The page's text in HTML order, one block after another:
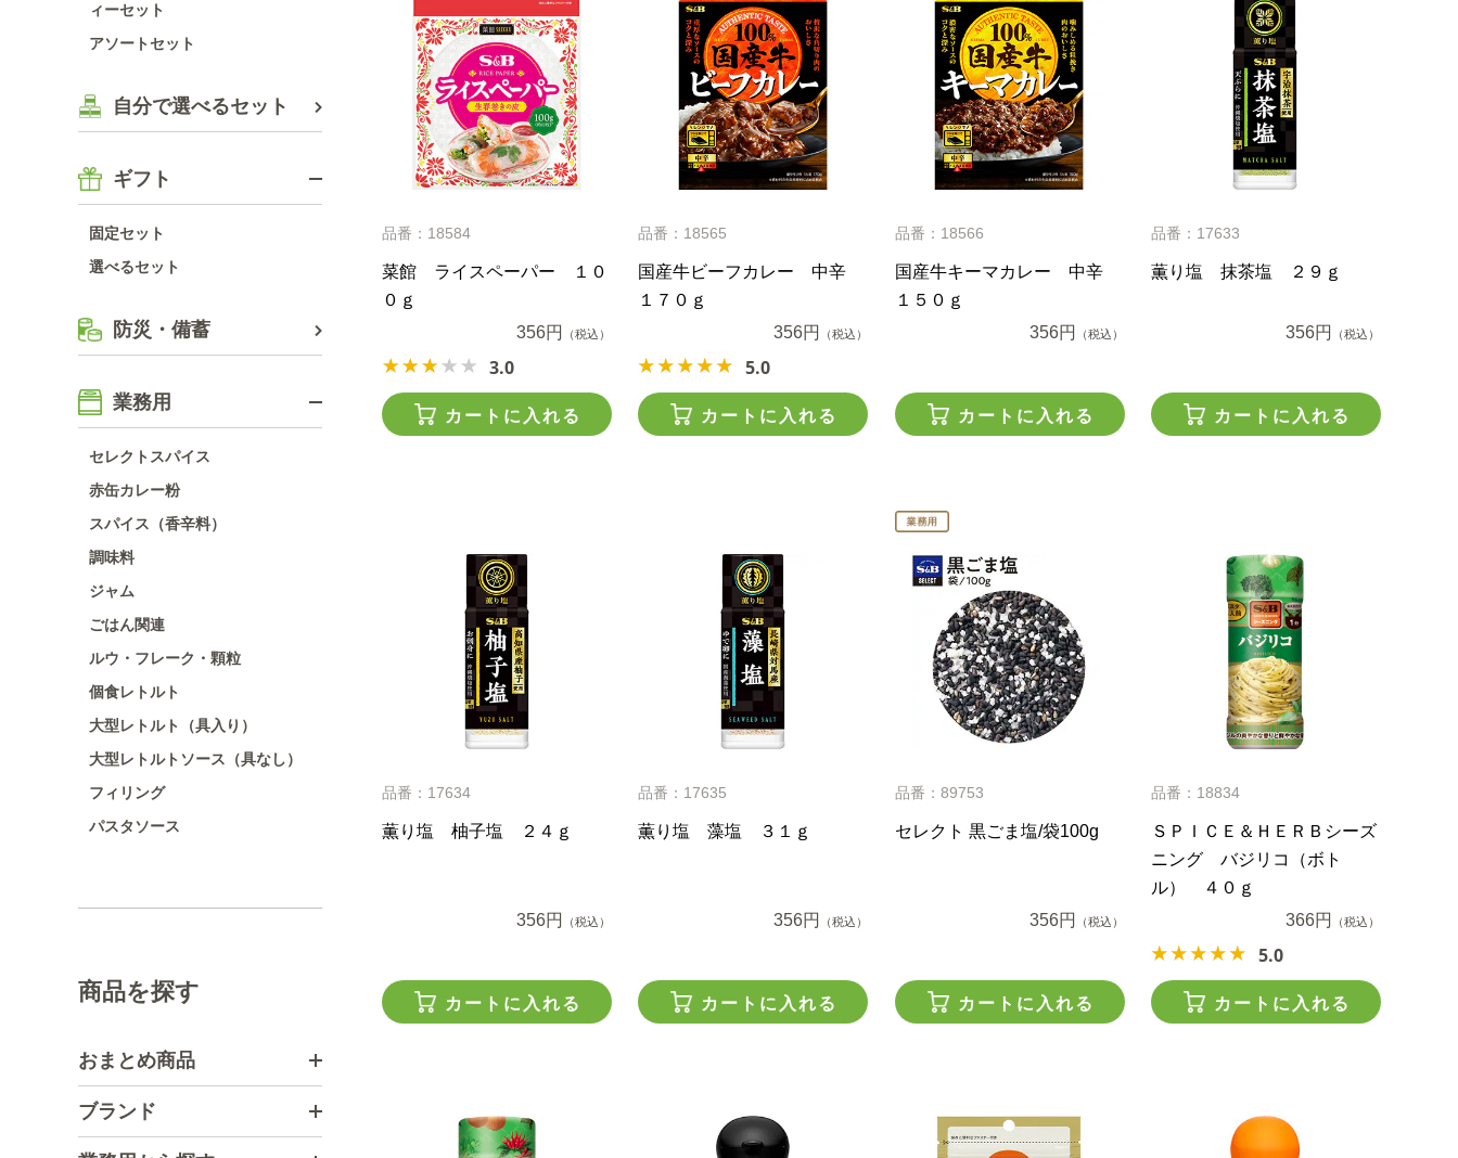
ィーセット
アソートセット
自分で選べるセット
ギフト
固定セット
選べるセット
防災・備蓄
業務用
セレクトスパイス
赤缶カレー粉
スパイス（香辛料）
調味料
ジャム
ごはん関連
ルウ・フレーク・顆粒
個食レトルト
大型レトルト（具入り）
大型レトルトソース（具なし）
フィリング
パスタソース
商品を探す
おまとめ商品
ブランド
品番：18584
菜館 ライスペーパー １０
０ｇ
356円
（税込）
3.0
カートに入れる
品番：18565
国産牛ビーフカレー 中辛
１７０ｇ
356円
（税込）
5.0
カートに入れる
品番：18566
国産牛キーマカレー 中辛
１５０ｇ
356円
（税込）
カートに入れる
品番：17633
薫り塩 抹茶塩 ２９ｇ
356円 （税込）
カートに入れる
品番：17634
薫り塩 柚子塩 ２４ｇ
356円 （税込）
カートに入れる
品番：17635
薫り塩 藻塩 ３１ｇ
356円 （税込）
カートに入れる
品番：89753
セレクト 黒ごま塩/袋100g
356円 （税込）
カートに入れる
品番：18834
ＳＰＩＣＥ＆ＨＥＲＢシーズ
ニング バジリコ（ボト
ル） ４０ｇ
366円
（税込）
5.0
カートに入れる